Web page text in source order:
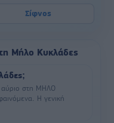
Σίφνος
Μήλο Κυκλάδες
στη ΜΗΛΟ
Η γενική